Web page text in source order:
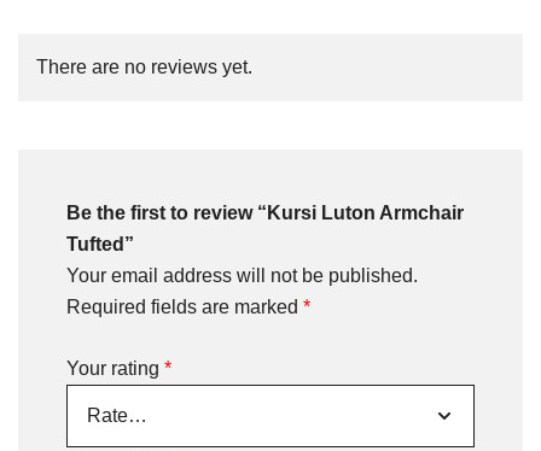
There are no reviews yet.
Be the first to review “Kursi Luton Armchair
Tufted”
Your email address will not be published.
Required fields are marked *
Your rating *